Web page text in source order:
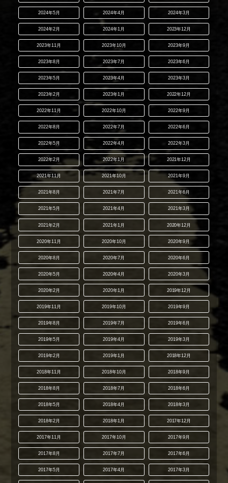
2024年5月 2024年4月 2024年3月
2024年2月 2024年1月 2023年12月
2023年11月 2023年10月 2023年9月
2023年8月 2023年7月 2023年6月
2023年5月 2023年4月 2023年3月
2023年2月 2023年1月 2022年12月
2022年11月 2022年10月 2022年9月
2022年8月 2022年7月 2022年6月
2022年5月 2022年4月 2022年3月
2022年2月 2022年1月 2021年12月
2021年11月 2021年10月 2021年9月
2021年8月 2021年7月 2021年6月
2021年5月 2021年4月 2021年3月
2021年2月 2021年1月 2020年12月
2020年11月 2020年10月 2020年9月
2020年8月 2020年7月 2020年6月
2020年5月 2020年4月 2020年3月
2020年2月 2020年1月 2019年12月
2019年11月 2019年10月 2019年9月
2019年8月 2019年7月 2019年6月
2019年5月 2019年4月 2019年3月
2019年2月 2019年1月 2018年12月
2018年11月 2018年10月 2018年9月
2018年8月 2018年7月 2018年6月
2018年5月 2018年4月 2018年3月
2018年2月 2018年1月 2017年12月
2017年11月 2017年10月 2017年9月
2017年8月 2017年7月 2017年6月
2017年5月 2017年4月 2017年3月